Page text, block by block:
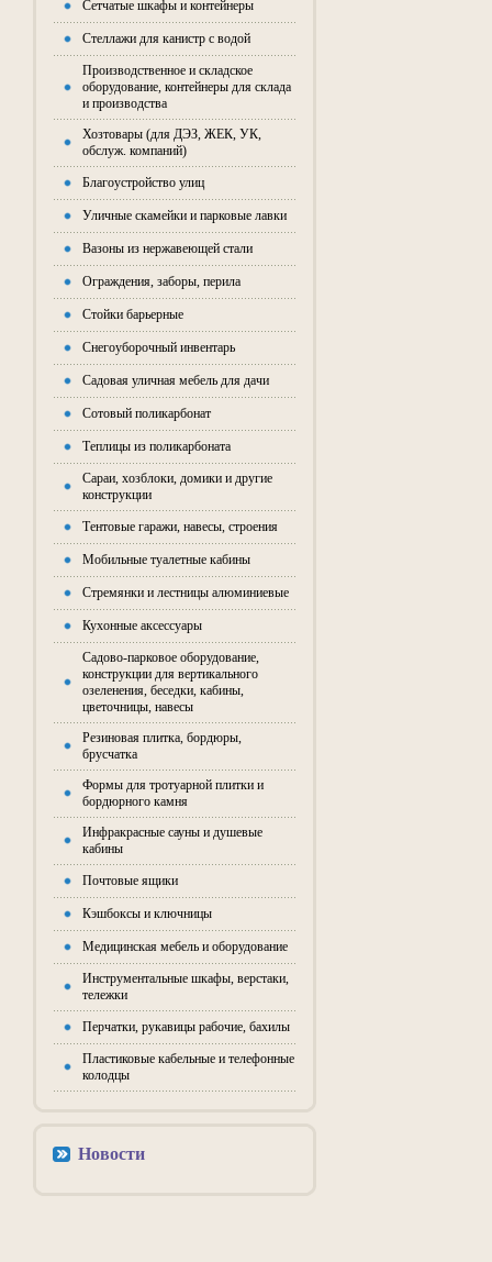
Сетчатые шкафы и контейнеры
Стеллажи для канистр с водой
Производственное и складское
оборудование, контейнеры для склада
и производства
Хозтовары (для ДЭЗ, ЖЕК, УК,
обслуж. компаний)
Благоустройство улиц
Уличные скамейки и парковые лавки
Вазоны из нержавеющей стали
Ограждения, заборы, перила
Стойки барьерные
Снегоуборочный инвентарь
Садовая уличная мебель для дачи
Сотовый поликарбонат
Теплицы из поликарбоната
Сараи, хозблоки, домики и другие
конструкции
Тентовые гаражи, навесы, строения
Мобильные туалетные кабины
Стремянки и лестницы алюминиевые
Кухонные аксессуары
Садово-парковое оборудование,
конструкции для вертикального
озеленения, беседки, кабины,
цветочницы, навесы
Резиновая плитка, бордюры,
брусчатка
Формы для тротуарной плитки и
бордюрного камня
Инфракрасные сауны и душевые
кабины
Почтовые ящики
Кэшбоксы и ключницы
Медицинская мебель и оборудование
Инструментальные шкафы, верстаки,
тележки
Перчатки, рукавицы рабочие, бахилы
Пластиковые кабельные и телефонные
колодцы
Новости